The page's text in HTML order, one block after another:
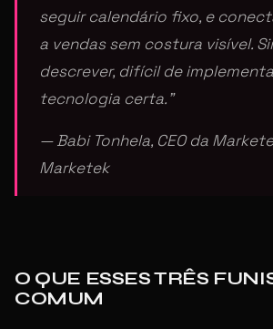
seguir calendário fixo, e
a vendas sem costura visível.
descrever, difícil de
tecnologia certa.”
— Babi Tonhela, CEO da
Marketek
O QUE ESSES TRÊS
COMUM